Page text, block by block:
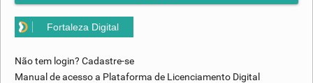
Fortaleza Digital
Não tem login? Cadastre-se
Manual de acesso a Plataforma de Licenciamento Digital